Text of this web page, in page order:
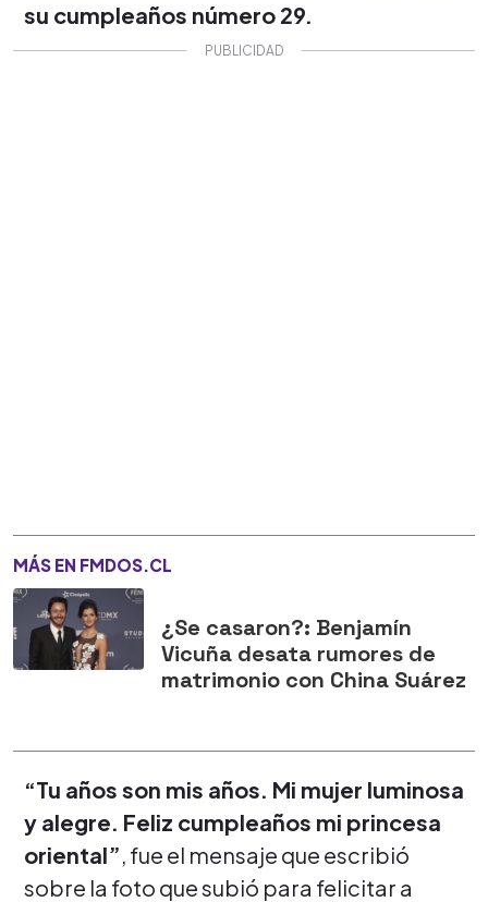
su cumpleaños número 29.
MÁS EN FMDOS.CL
¿Se casaron?: Benjamín
Vicuña desata rumores de
matrimonio con China Suárez
“Tu años son mis años. Mi mujer luminosa
y alegre. Feliz cumpleaños mi princesa
oriental”, fue el mensaje que escribió
sobre la foto que subió para felicitar a